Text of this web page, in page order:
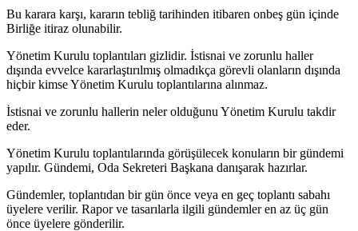
Bu karara karşı, kararın tebliğ tarihinden itibaren onbeş gün içinde
Birli­ğe itiraz olunabilir.
Yönetim Kurulu toplantıları gizlidir. İstisnai ve zorunlu haller
dışında ev­velce kararlaştırılmış olmadıkça görevli olanların dışında
hiçbir kimse Yönetim Kurulu toplantılarına alınmaz.
İstisnai ve zorunlu hallerin neler olduğunu Yönetim Kurulu takdir
eder.
Yönetim Kurulu toplantılarında görüşülecek konuların bir gündemi
yapı­lır. Gündemi, Oda Sekreteri Başkana danışarak hazırlar.
Gündemler, toplantıdan bir gün önce veya en geç toplantı sabahı
üyelere verilir. Rapor ve tasarılarla ilgili gündemler en az üç gün
önce üyelere gönderilir.